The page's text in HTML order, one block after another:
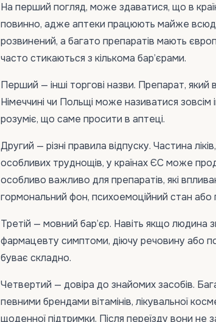
На перший погляд, може здаватися, що в
повинно, адже аптеки працюють майже
розвинений, а багато препаратів мають
часто стикаються з кількома бар’єрами.
Перший — інші торгові назви. Препарат, який
Німеччині чи Польщі може називатися
розуміє, що саме просити в аптеці.
Другий — різні правила відпуску. Частина
особливих труднощів, у країнах ЄС може
особливо важливо для препаратів, які
гормональний фон, психоемоційний стан або
Третій — мовний бар’єр. Навіть якщо людина
фармацевту симптоми, діючу речовину або
буває складно.
Четвертий — довіра до знайомих засобів.
певними брендами вітамінів, лікувальної
щоденної підтримки. Після переїзду вони